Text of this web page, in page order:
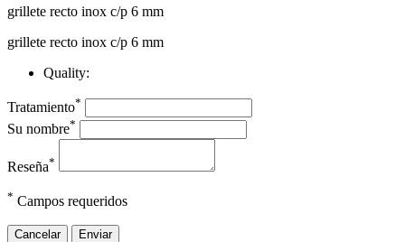
grillete recto inox c/p 6 mm
grillete recto inox c/p 6 mm
Quality:
Tratamiento*
Su nombre*
Reseña*
* Campos requeridos
Cancelar Enviar